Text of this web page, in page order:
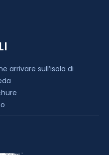
arrivare sull’isola di